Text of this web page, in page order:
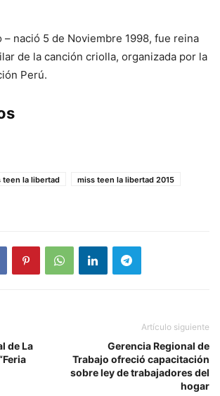
– nació 5 de Noviembre 1998, fue reina
de la canción criolla, organizada por la
Perú.
teen la libertad
miss teen la libertad 2015
de La
Artículo siguiente
Gerencia Regional de
Trabajo ofreció capacitación
sobre ley de trabajadores del
hogar